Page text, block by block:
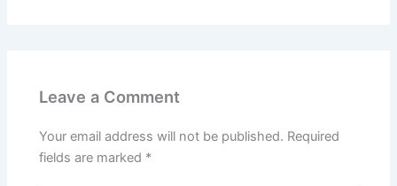
Leave a Comment
Your email address will not be published. Required
fields are marked *